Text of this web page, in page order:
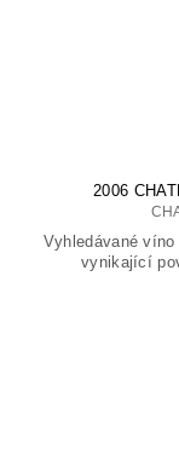
2006
Vyhledávané
vynikající